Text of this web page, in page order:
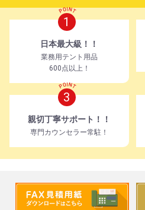
1
日本最大級！！
業務用テント用品
600点以上！
3
親切丁寧サポート！！
専門カウンセラー常駐！